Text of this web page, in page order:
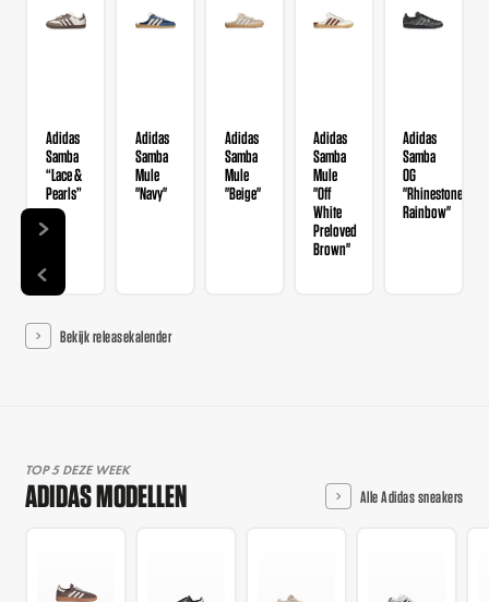
Adidas
Samba
“Lace &
Pearls”
Adidas
Samba
Mule
"Navy"
Adidas
Samba
Mule
"Beige"
Adidas
Samba
Mule
"Off
White
Preloved
Brown"
Adidas
Samba
OG
"Rhinestone
Rainbow"
Bekijk releasekalender
TOP 5 DEZE WEEK
ADIDAS MODELLEN Alle Adidas sneakers